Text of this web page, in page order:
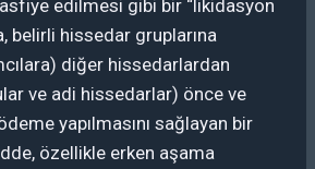
edilmesi gibi bir “likidasyon
belirli hissedar gruplarına
diğer hissedarlardan
ve adi hissedarlar) önce ve
yapılmasını sağlayan bir
özellikle erken aşama